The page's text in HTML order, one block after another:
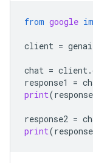
from google
client = genai
chat = client.
response1
=
print(
response2 =
print(